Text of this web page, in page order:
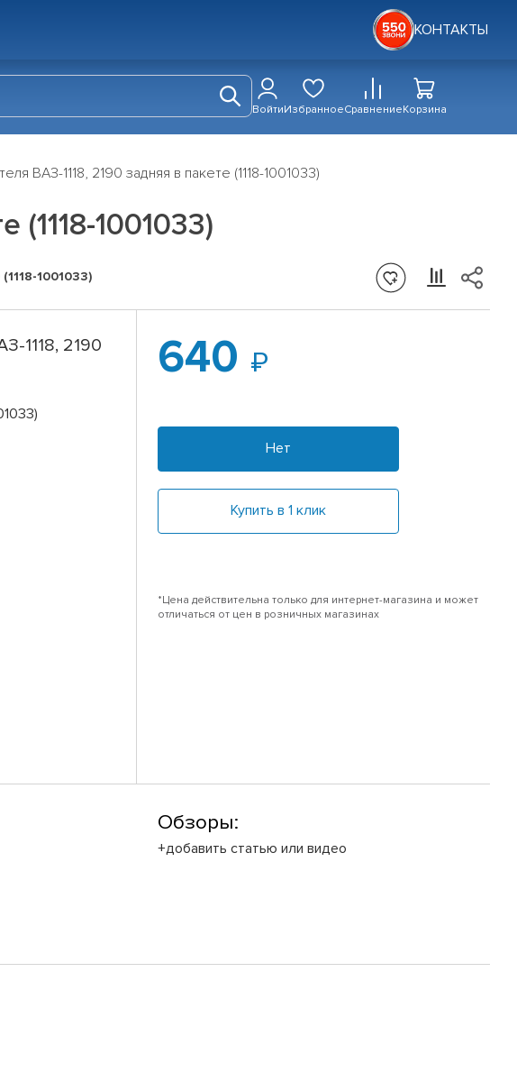
КОНТАКТЫ
ВойтиИзбранноеСравнениеКорзина
ВАЗ-1118, 2190 задняя в пакете (1118-1001033)
1001033)
1001033)
1118, 2190
640
Нет
Купить в 1 клик
*Цена действительна только для интернет-магазина и может
отличаться от цен в розничных магазинах
Обзоры:
+добавить статью или видео